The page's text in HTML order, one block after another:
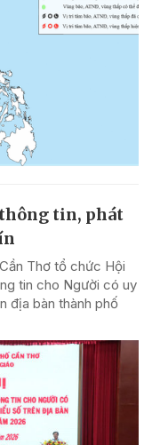
thông tin, phát
Thơ tổ chức Hội
tin cho Người có uy
địa bàn thành phố